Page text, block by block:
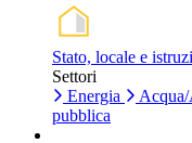
Stato, locale e
Settori
Energia
pubblica